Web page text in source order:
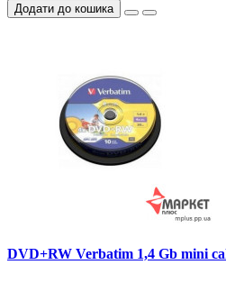
Додати до кошика
DVD+RW Verbatim 1,4 Gb mini